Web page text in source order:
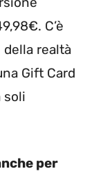
C’è
della realtà
Gift Card
soli
per